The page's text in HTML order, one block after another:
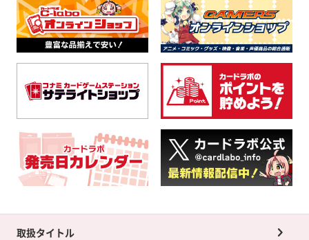
取扱タイトル